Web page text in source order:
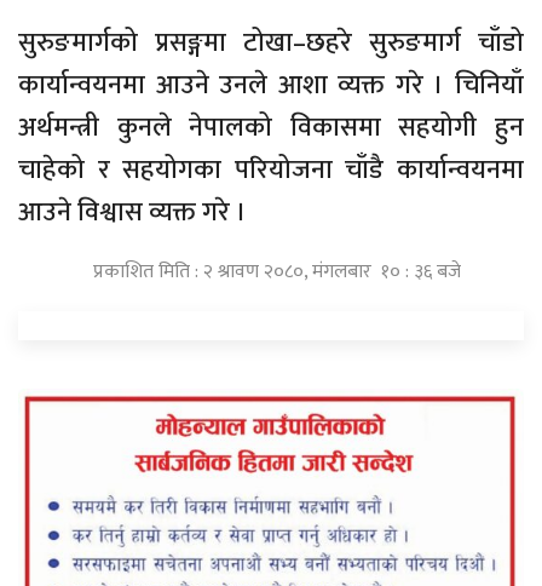
सुरुङमार्गको प्रसङ्गमा टोखा–छहरे सुरुङमार्ग चाँडो
कार्यान्वयनमा आउने उनले आशा व्यक्त गरे । चिनियाँ
अर्थमन्त्री कुनले नेपालको विकासमा सहयोगी हुन
चाहेको र सहयोगका परियोजना चाँडै कार्यान्वयनमा
आउने विश्वास व्यक्त गरे ।
प्रकाशित मिति : २ श्रावण २०८०, मंगलबार १० : ३६ बजे